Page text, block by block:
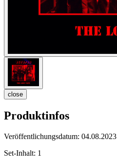
close
Produktinfos
Veröffentlichungsdatum: 04.08.2023
Set-Inhalt: 1